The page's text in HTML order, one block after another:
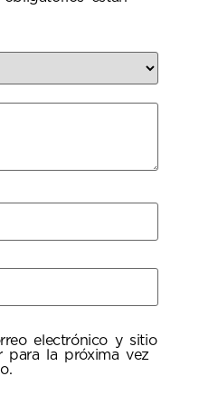
electrónico y sitio
para la próxima vez